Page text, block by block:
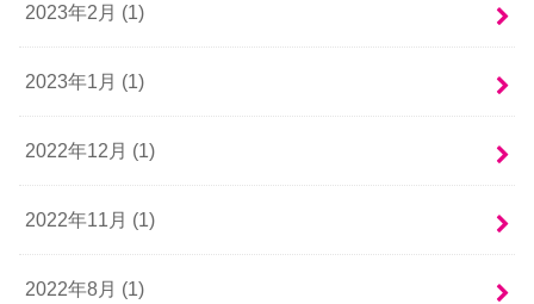
2023年2月 (1)
2023年1月 (1)
2022年12月 (1)
2022年11月 (1)
2022年8月 (1)